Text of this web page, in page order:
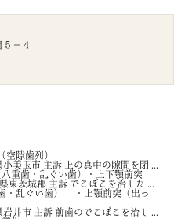
－４
空隙歯列）
美玉市 主訴 上の真中の隙間を閉 ...
重歯・乱ぐい歯）・上下顎前突
東茨城郡 主訴 でこぼこを治した ...
・乱ぐい歯） ・上顎前突（出っ
井市 主訴 前歯のでこぼこを治し ...